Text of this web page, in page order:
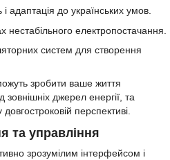
адаптація до українських умов.
нестабільного електропостачання.
систем для створення
зробити ваше життя
джерел енергії, та
перспективі.
та управління
зрозумілим інтерфейсом і